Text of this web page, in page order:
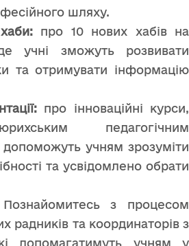
шляху.
про 10 нових хабів на
учні зможуть розвивати
та отримувати інформацію
про інноваційні курси,
педагогічним
допоможуть учням зрозуміти
та усвідомлено обрати
з процесом
радників та координаторів з
допомагатимуть учням у